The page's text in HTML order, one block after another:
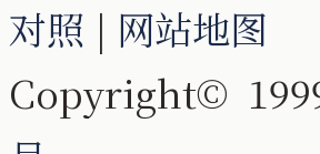
对照 | 网站地图
Copyright©